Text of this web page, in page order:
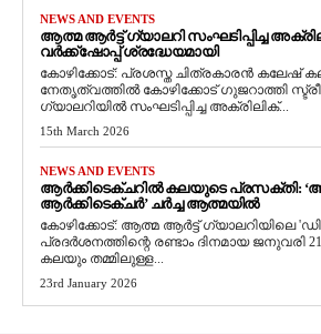
NEWS AND EVENTS
ആത്മ ആർട്ട് ഗ്യാലറി സംഘടിപ്പിച്ച
വർക്ക്‌ഷോപ്പ് ശ്രദ്ധേയമായി
കോഴിക്കോട്: പ്രശസ്ത ചിത്രകാരൻ കലേഷ്
നേതൃത്വത്തിൽ കോഴിക്കോട് ഗുജറാത്തി
ഗ്യാലറിയിൽ സംഘടിപ്പിച്ച അക്രിലിക്...
15th March 2026
NEWS AND EVENTS
ആർക്കിടെക്ചറിൽ കലയുടെ പ്രസക്തി:
ആർക്കിടെക്ചർ’ ചർച്ച ആത്മയിൽ
​കോഴിക്കോട്: ആത്മ ആർട്ട് ഗ്യാലറിയിലെ
പ്രദർശനത്തിന്റെ രണ്ടാം ദിനമായ ജനുവരി
കലയും തമ്മിലുള്ള...
23rd January 2026